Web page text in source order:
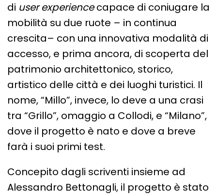
di user experiencecapace di coniugare la
mobilità su due ruote – in continua
crescita– con una innovativa modalità di
accesso, e prima ancora, di scoperta del
patrimonio architettonico, storico,
artistico delle città e dei luoghi turistici. Il
nome, “Millo”, invece, lo deve a una crasi
tra “Grillo”, omaggio a Collodi, e “Milano”,
dove il progetto è nato e dove a breve
farà i suoi primi test.
Concepito dagli scriventi insieme ad
Alessandro Bettonagli, il progetto è stato